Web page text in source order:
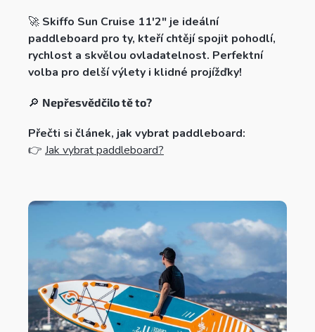
🚀 Skiffo Sun Cruise 11'2" je ideální
paddleboard pro ty, kteří chtějí spojit pohodlí,
rychlost a skvělou ovladatelnost. Perfektní
volba pro delší výlety i klidné projížďky!
🔎 Nepřesvědčilo tě to?
Přečti si článek, jak vybrat paddleboard:
👉 Jak vybrat paddleboard?